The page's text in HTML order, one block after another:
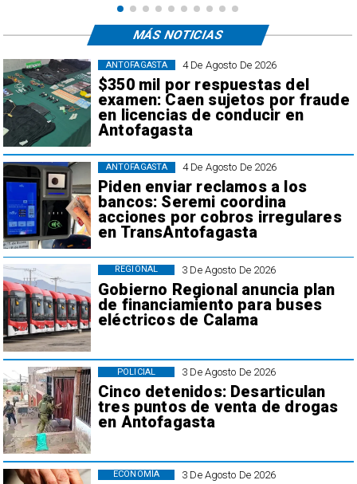
4 De Agosto De 2026
$350 mil por respuestas del
examen: Caen sujetos por fraude
en licencias de conducir en
Antofagasta
ANTOFAGASTA
4 De Agosto De 2026
Piden enviar reclamos a los
bancos: Seremi coordina
acciones por cobros irregulares
en TransAntofagasta
ANTOFAGASTA
3 De Agosto De 2026
Gobierno Regional anuncia plan
de financiamiento para buses
eléctricos de Calama
REGIONAL
3 De Agosto De 2026
Cinco detenidos: Desarticulan
tres puntos de venta de drogas
en Antofagasta
POLICIAL
3 De Agosto De 2026
ECONOMÍA
MÁS NOTICIAS